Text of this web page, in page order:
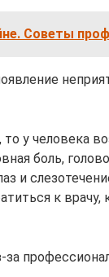
Советы
у человека
боль,
и
к
за